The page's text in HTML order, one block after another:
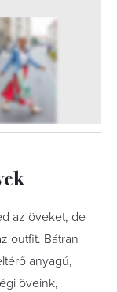
az öveket, de
outfit. Bátran
anyagú,
öveink,